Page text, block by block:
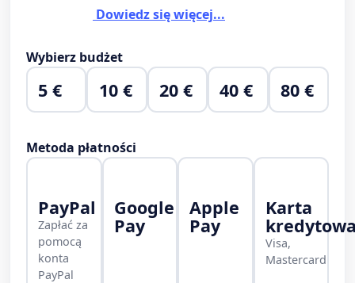
Dowiedz się więcej...
Wybierz budżet
5 € 10 € 20 € 40 € 80 €
Metoda płatności
PayPal
Zapłać za
pomocą
konta
PayPal
Google
Pay
Apple
Pay
Karta
Visa,
Mastercard